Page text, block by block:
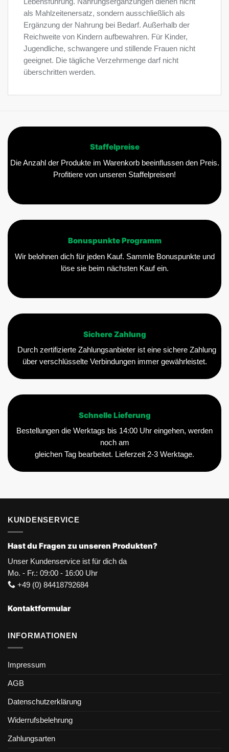
als Mahlzeitenersatz, sondern ausschließlich als
Ergänzung der Nahrung bei Bedarf. Außerhalb der
Reichweite von Kindern aufbewahren. Für Kinder,
Jugendliche, schwangere und stillende Frauen nicht
geeignet. Die tägliche Verzehrmenge darf nicht
überschritten werden.
Staffelpreise
Die Anzahl der Produkte im Warenkorb beeinflussen den Preis.
Profitiere von unseren Staffelpreisen!
Bonuspunkte Programm
Wir belohnen dich für jeden Kauf. Sammle Bonuspunkte und
löse sie beim nächsten Kauf ein.
Sichere Zahlung
Durch zertifizierte Zahlungsanbieter ist eine sichere Zahlung
über verschlüsselte Verbindungen immer gewährleistet.
Schnelle Lieferung
Bestellungen die Werktags bis 14:00 Uhr eingehen, werden
noch am
gleichen Tag bearbeitet. Lieferzeit 2-3 Werktage.
KUNDENSERVICE
Hast du Fragen zu unseren Produkten?
Unser Kundenservice ist für dich da
Mo. - Fr.: 09:00 - 16:00 Uhr
+49 (0) 84418792684
Kontaktformular
INFORMATIONEN
Impressum
AGB
Datenschutzerklärung
Widerrufsbelehrung
Zahlungsarten